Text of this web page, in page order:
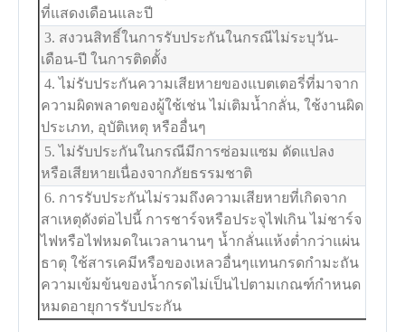
ที่แสดงเดือนและปี
3. สงวนสิทธิ์ในการรับประกันในกรณีไม่ระบุวัน-
เดือน-ปี ในการติดตั้ง
4. ไม่รับประกันความเสียหายของแบตเตอรี่ที่มาจาก
ความผิดพลาดของผู้ใช้เช่น ไม่เติมน้ำกลั่น, ใช้งานผิด
ประเภท, อุบัติเหตุ หรืออื่นๆ
5. ไม่รับประกันในกรณีมีการซ่อมแซม ดัดแปลง
หรือเสียหายเนื่องจากภัยธรรมชาติ
6. การรับประกันไม่รวมถึงความเสียหายที่เกิดจาก
สาเหตุดังต่อไปนี้ การชาร์จหรือประจุไฟเกิน ไม่ชาร์จ
ไฟหรือไฟหมดในเวลานานๆ น้ำกลั่นแห้งต่ำกว่าแผ่น
ธาตุ ใช้สารเคมีหรือของเหลวอื่นๆแทนกรดกำมะถัน
ความเข้มข้นของน้ำกรดไม่เป็นไปตามเกณฑ์กำหนด
หมดอายุการรับประกัน